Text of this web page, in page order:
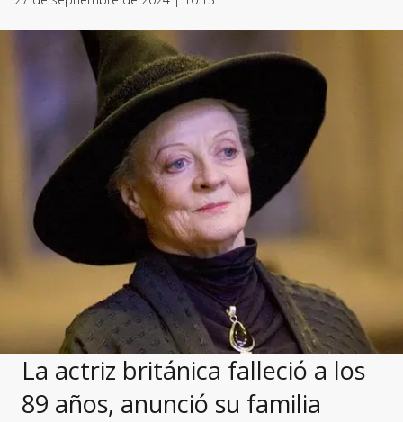
La actriz británica falleció a los
89 años, anunció su familia